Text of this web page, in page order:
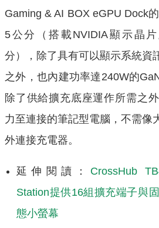
Gaming & AI BOX eGPU Dock
5公分（搭載NVIDIA顯示晶
分），除了具有可以顯示系統資
之外，也內建功率達240W的
除了供給擴充底座運作所需之
力至連接的筆記型電腦，不需像
外連接充電器。
延伸閱讀： CrossHub
Station提供16組擴充端子與
態小螢幕